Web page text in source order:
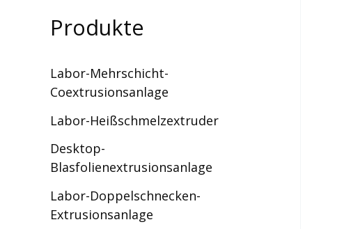
Produkte
Labor-Mehrschicht-
Coextrusionsanlage
Labor-Heißschmelzextruder
Desktop-
Blasfolienextrusionsanlage
Labor-Doppelschnecken-
Extrusionsanlage